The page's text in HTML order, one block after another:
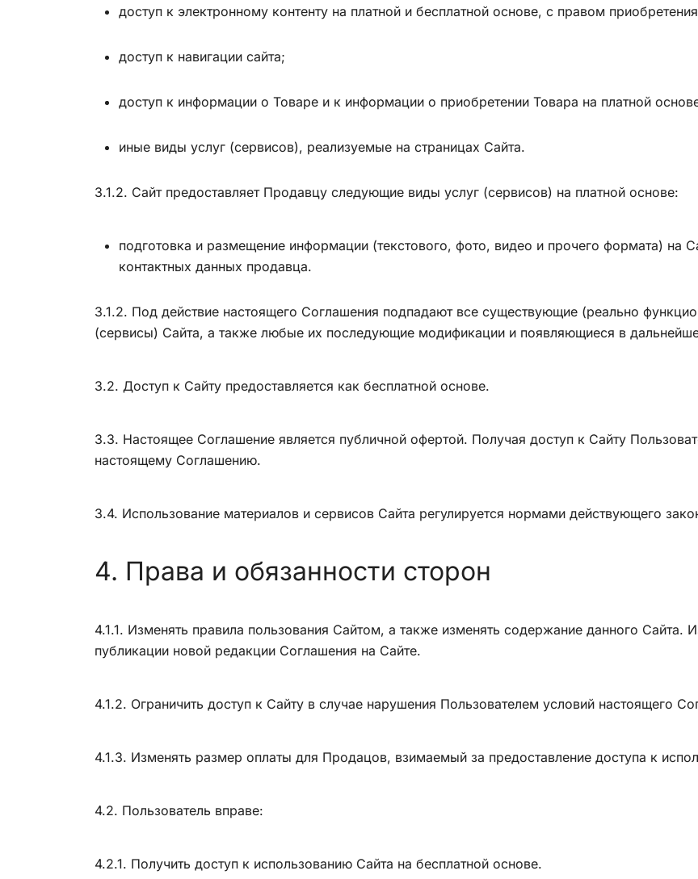
доступ к электронному контенту на платной и бесплатной основе, с правом
доступ к навигации сайта;
доступ к информации о Товаре и к информации о приобретении Товара на платной
иные виды услуг (сервисов), реализуемые на страницах Сайта.
3.1.2. Сайт предоставляет Продавцу следующие виды услуг (сервисов) на платной основе:
подготовка и размещение информации (текстового, фото, видео и прочего формата) на
контактных данных продавца.
3.1.2. Под действие настоящего Соглашения подпадают все существующие (реально
(сервисы) Сайта, а также любые их последующие модификации и появляющиеся в
3.2. Доступ к Сайту предоставляется как бесплатной основе.
3.3. Настоящее Соглашение является публичной офертой. Получая доступ к Сайту
настоящему Соглашению.
3.4. Использование материалов и сервисов Сайта регулируется нормами действующего
4. Права и обязанности сторон
4.1.1. Изменять правила пользования Сайтом, а также изменять содержание данного Сайта.
публикации новой редакции Соглашения на Сайте.
4.1.2. Ограничить доступ к Сайту в случае нарушения Пользователем условий настоящего
4.1.3. Изменять размер оплаты для Продацов, взимаемый за предоставление доступа к
4.2. Пользователь вправе:
4.2.1. Получить доступ к использованию Сайта на бесплатной основе.